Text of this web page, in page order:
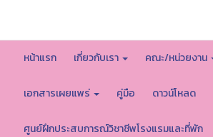
หน้าแรก เกี่ยวกับเรา คณะ/หน่วยงาน
เอกสารเผยแพร่ คู่มือ ดาวน์โหลด
ศูนย์ฝึกประสบการณ์วิชาชีพโรงแรมและที่พัก